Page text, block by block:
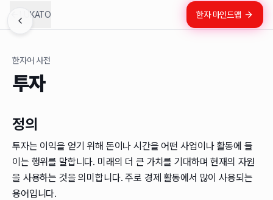
LUKATO 한자 마인드맵
한자어 사전
투자
정의
투자는 이익을 얻기 위해 돈이나 시간을 어떤 사업이나 활동에 들
이는 행위를 말합니다. 미래의 더 큰 가치를 기대하며 현재의 자원
을 사용하는 것을 의미합니다. 주로 경제 활동에서 많이 사용되는
용어입니다.